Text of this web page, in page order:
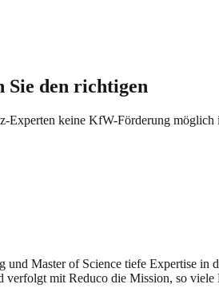
den richtigen
keine KfW-Förderung
Master of Science tiefe Expertise in
mit Reduco die Mission, so